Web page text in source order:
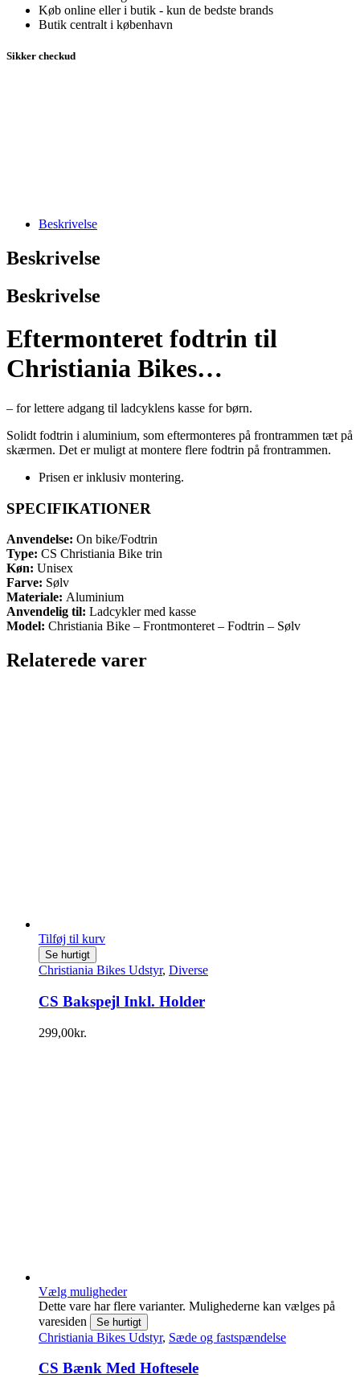
Køb online eller i butik - kun de bedste brands
Butik centralt i københavn
Sikker checkud
Beskrivelse
Beskrivelse
Beskrivelse
Eftermonteret fodtrin til
Christiania Bikes…
– for lettere adgang til ladcyklens kasse for børn.
Solidt fodtrin i aluminium, som eftermonteres på frontrammen tæt på
skærmen. Det er muligt at montere flere fodtrin på frontrammen.
Prisen er inklusiv montering.
SPECIFIKATIONER
Anvendelse: On bike/Fodtrin
Type: CS Christiania Bike trin
Køn: Unisex
Farve: Sølv
Materiale: Aluminium
Anvendelig til: Ladcykler med kasse
Model: Christiania Bike – Frontmonteret – Fodtrin – Sølv
Relaterede varer
Tilføj til kurv
Se hurtigt
Christiania Bikes Udstyr, Diverse
CS Bakspejl Inkl. Holder
299,00kr.
Vælg muligheder
Dette vare har flere varianter. Mulighederne kan vælges på
varesiden
Se hurtigt
Christiania Bikes Udstyr, Sæde og fastspændelse
CS Bænk Med Hoftesele